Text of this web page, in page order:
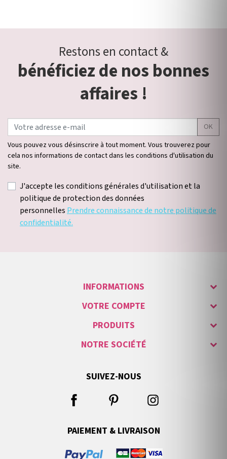
Restons en contact &
bénéficiez de nos bonnes
affaires !
OK
Vous pouvez vous désinscrire à tout moment. Vous trouverez pour
cela nos informations de contact dans les conditions d'utilisation du
site.
J'accepte les conditions générales d'utilisation et la
politique de protection des données
personnelles Prendre connaissance de notre politique de
confidentialité.
INFORMATIONS
VOTRE COMPTE
PRODUITS
NOTRE SOCIÉTÉ
SUIVEZ-NOUS
PAIEMENT & LIVRAISON